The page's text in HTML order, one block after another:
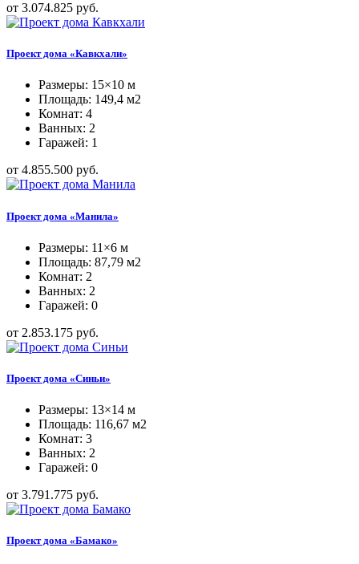
от 3.074.825 руб.
Проект дома «Кавкхали»
Размеры: 15×10 м
Площадь: 149,4 м2
Комнат: 4
Ванных: 2
Гаражей: 1
от 4.855.500 руб.
Проект дома «Манила»
Размеры: 11×6 м
Площадь: 87,79 м2
Комнат: 2
Ванных: 2
Гаражей: 0
от 2.853.175 руб.
Проект дома «Синьи»
Размеры: 13×14 м
Площадь: 116,67 м2
Комнат: 3
Ванных: 2
Гаражей: 0
от 3.791.775 руб.
Проект дома «Бамако»